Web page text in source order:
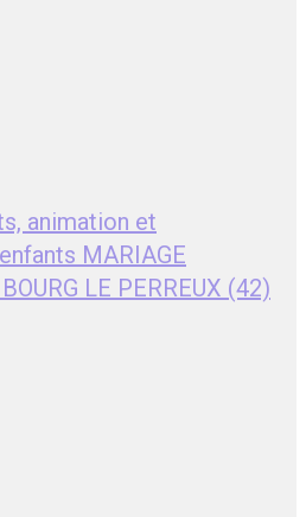
animation et
MARIAGE
LE PERREUX (42)